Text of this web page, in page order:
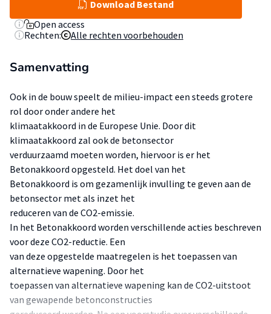
Download Bestand
Open access
Rechten:
Alle rechten voorbehouden
Samenvatting
Ook in de bouw speelt de milieu-impact een steeds grotere
rol door onder andere het
klimaatakkoord in de Europese Unie. Door dit
klimaatakkoord zal ook de betonsector
verduurzaamd moeten worden, hiervoor is er het
Betonakkoord opgesteld. Het doel van het
Betonakkoord is om gezamenlijk invulling te geven aan de
betonsector met als inzet het
reduceren van de CO2-emissie.
In het Betonakkoord worden verschillende acties beschreven
voor deze CO2-reductie. Een
van deze opgestelde maatregelen is het toepassen van
alternatieve wapening. Door het
toepassen van alternatieve wapening kan de CO2-uitstoot
van gewapende betonconstructies